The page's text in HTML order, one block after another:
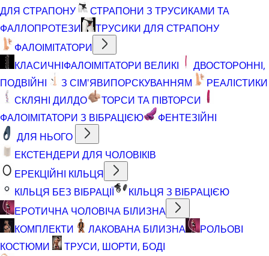
ДЛЯ СТРАПОНУ
СТРАПОНИ З ТРУСИКАМИ ТА
ФАЛЛОПРОТЕЗИ
ТРУСИКИ ДЛЯ СТРАПОНУ
ФАЛОІМІТАТОРИ
КЛАСИЧНІФАЛОІМІТАТОРИ ВЕЛИКІ
ДВОСТОРОННІ,
ПОДВІЙНІ
З СІМ'ЯВИПОРСКУВАННЯМ
РЕАЛІСТИКИ
СКЛЯНІ ДИЛДО
ТОРСИ ТА ПІВТОРСИ
ФАЛОІМІТАТОРИ З ВІБРАЦІЄЮ
ФЕНТЕЗІЙНІ
ДЛЯ НЬОГО
ЕКСТЕНДЕРИ ДЛЯ ЧОЛОВІКІВ
ЕРЕКЦІЙНІ КІЛЬЦЯ
КІЛЬЦЯ БЕЗ ВІБРАЦІЇ
КІЛЬЦЯ З ВІБРАЦІЄЮ
ЕРОТИЧНА ЧОЛОВІЧА БІЛИЗНА
КОМПЛЕКТИ
ЛАКОВАНА БІЛИЗНА
РОЛЬОВІ
КОСТЮМИ
ТРУСИ, ШОРТИ, БОДІ